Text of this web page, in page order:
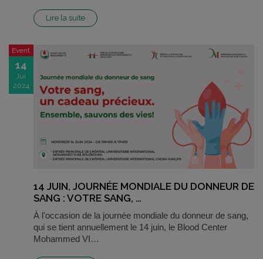
Lire la suite
Event
14
Jui
2024
14 JUIN, JOURNÉE MONDIALE DU DONNEUR DE
SANG : VOTRE SANG, …
À l'occasion de la journée mondiale du donneur de sang,
qui se tient annuellement le 14 juin, le Blood Center
Mohammed VI…